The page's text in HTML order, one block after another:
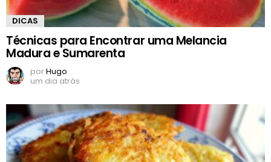
DICAS
Técnicas para Encontrar uma Melancia
Madura e Sumarenta
porHugo
um dia atrás